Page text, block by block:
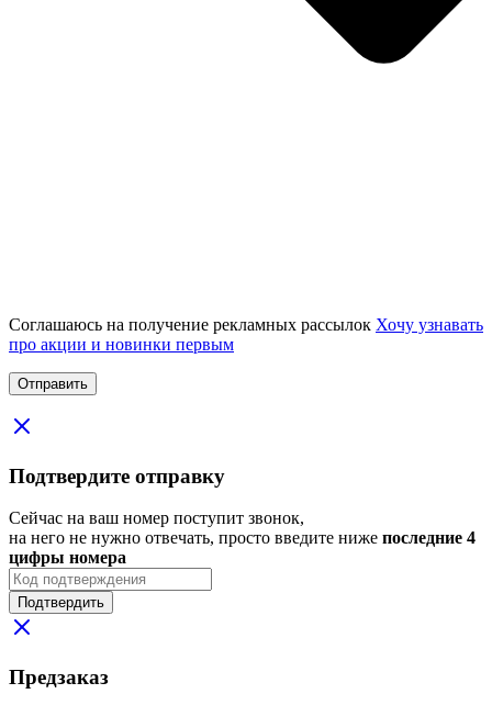
Соглашаюсь на получение рекламных рассылок Хочу узнавать
про акции и новинки первым
Подтвердите отправку
Сейчас на ваш номер поступит звонок,
на него не нужно отвечать, просто введите ниже последние 4
цифры номера
Подтвердить
Предзаказ